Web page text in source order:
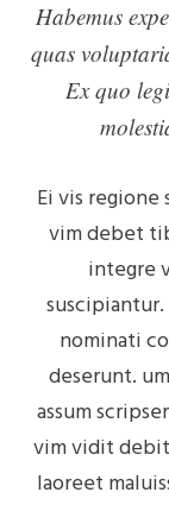
Habemus
quas
Ex quo
Ei vis
vim debet
integre
nominati
deserunt.
assum
vim vidit
laoreet